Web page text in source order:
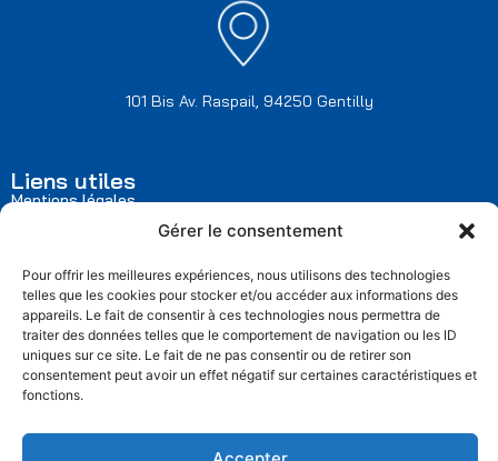
Gérer le consentement
Pour offrir les meilleures expériences, nous utilisons des technologies
telles que les cookies pour stocker et/ou accéder aux informations des
appareils. Le fait de consentir à ces technologies nous permettra de
traiter des données telles que le comportement de navigation ou les ID
uniques sur ce site. Le fait de ne pas consentir ou de retirer son
consentement peut avoir un effet négatif sur certaines caractéristiques et
fonctions.
101 Bis Av. Raspail, 94250 Gentilly
Liens utiles
Mentions légales
SUIVEZ-NOUS